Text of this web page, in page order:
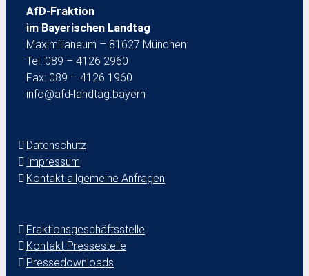
AfD-Fraktion
im Bayerischen Landtag
Maximilianeum – 81627 München
Tel: 089 – 4126 2960
Fax: 089 – 4126 1960
info@afd-landtag.bayern
Datenschutz
Impressum
Kontakt allgemeine Anfragen
Fraktionsgeschäftsstelle
Kontakt Pressestelle
Pressedownloads